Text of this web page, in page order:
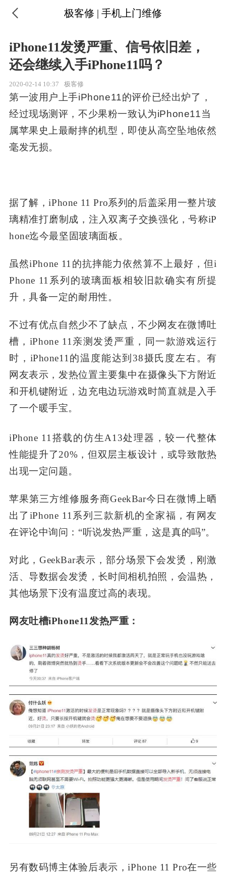
极客修 | 手机上门维修
iPhone11发烫严重、信号依旧差，
还会继续入手iPhone11吗？
2020-02-14 10:37 极客修
第一波用户上手iPhone11的评价已经出炉了，
经过现场测评，不少果粉一致认为iPhone11当
属苹果史上最耐摔的机型，即使从高空坠地依然
毫发无损。
据了解，iPhone 11 Pro系列的后盖采用一整片玻
璃精准打磨制成，注入双离子交换强化，号称iP
hone迄今最坚固玻璃面板。
虽然iPhone 11的抗摔能力依然算不上最好，但i
Phone 11系列的玻璃面板相较旧款确实有所提
升，具备一定的耐用性。
不过有优点自然少不了缺点，不少网友在微博吐
槽，iPhone 11亲测发烫严重，同一款游戏运行
时，iPhone11的温度能达到38摄氏度左右。有
网友表示，发热位置主要集中在摄像头下方附近
和开机键附近，边充电边玩游戏时简直就是入手
了一个暖手宝。
iPhone 11搭载的仿生A13处理器，较一代整体
性能提升了20%，但双层主板设计，或导致散热
出现一定问题。
苹果第三方维修服务商GeekBar今日在微博上晒
出了iPhone 11系列三款新机的全家福，有网友
在评论中询问：“听说发热严重，这是真的吗”。
对此，GeekBar表示，部分场景下会发烫，刚激
活、导数据会发烫，长时间相机拍照，会温热，
其他场景下没有温度过高的表现。
网友吐槽iPhone11发热严重：
另有数码博主体验后表示，iPhone 11 Pro在一些